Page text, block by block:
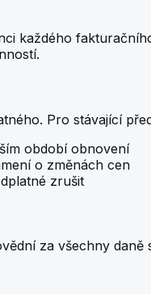
každého
Pro stávající
období obnovení
o změnách cen
zrušit
za všechny